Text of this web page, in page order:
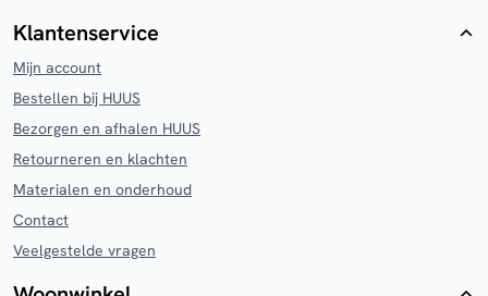
Klantenservice
Mijn account
Bestellen bij HUUS
Bezorgen en afhalen HUUS
Retourneren en klachten
Materialen en onderhoud
Contact
Veelgestelde vragen